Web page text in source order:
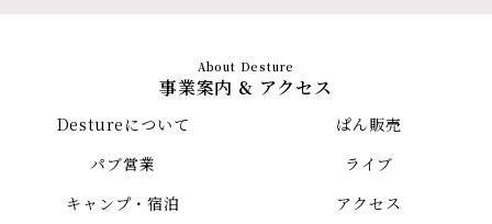
事業案内 & アクセス
Destureについて
ぱん販売
パブ営業
ライブ
キャンプ・宿泊
アクセス